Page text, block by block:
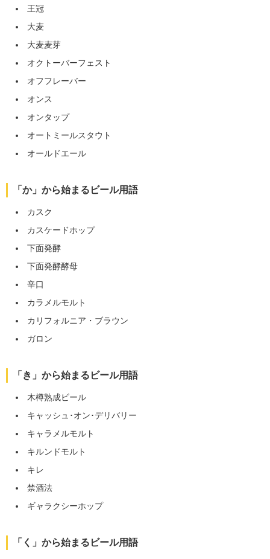
王冠
大麦
大麦麦芽
オクトーバーフェスト
オフフレーバー
オンス
オンタップ
オートミールスタウト
オールドエール
「か」から始まるビール用語
カスク
カスケードホップ
下面発酵
下面発酵酵母
辛口
カラメルモルト
カリフォルニア・ブラウン
ガロン
「き」から始まるビール用語
木樽熟成ビール
キャッシュ･オン･デリバリー
キャラメルモルト
キルンドモルト
キレ
禁酒法
ギャラクシーホップ
「く」から始まるビール用語